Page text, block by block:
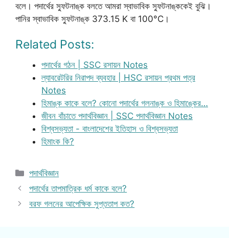
বলে। পদার্থের স্ফুটনাঙ্ক বলতে আমরা স্বাভাবিক স্ফুটনাঙ্ককেই বুঝি।
পানির স্বাভাবিক স্ফুটনাঙ্ক 373.15 K বা 100°C।
Related Posts:
পদার্থের গঠন | SSC রসায়ন Notes
ল্যাবরেটরির নিরাপদ ব্যবহার | HSC রসায়ন প্রথম পত্র
Notes
হিমাঙ্ক কাকে বলে? কোনো পদার্থের গলনাঙ্ক ও হিমাঙ্কের…
জীবন বাঁচাতে পদার্থবিজ্ঞান | SSC পদার্থবিজ্ঞান Notes
বিশ্বসভ্যতা - বাংলাদেশের ইতিহাস ও বিশ্বসভ্যতা
হিমাংক কি?
Categories
পদার্থবিজ্ঞান
পদার্থের তাপমাত্রিক ধর্ম কাকে বলে?
বরফ গলনের আপেক্ষিক সুপ্ততাপ কত?